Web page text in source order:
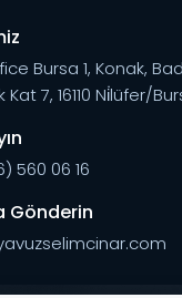
Bursa 1, Konak,
Kat 7, 16110 Ni̇lüfer/
560 06 16
Gönderin